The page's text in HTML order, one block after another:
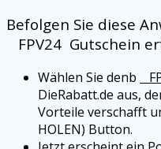
Befolgen Sie diese
FPV24 Gutschein
Wählen Sie denb
DieRabatt.de aus,
Vorteile verschafft
HOLEN) Button.